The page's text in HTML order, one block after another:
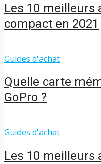
Les 10 meilleurs
compact en 2021
Guides d'achat
Quelle carte
GoPro ?
Guides d'achat
Les 10 meilleurs